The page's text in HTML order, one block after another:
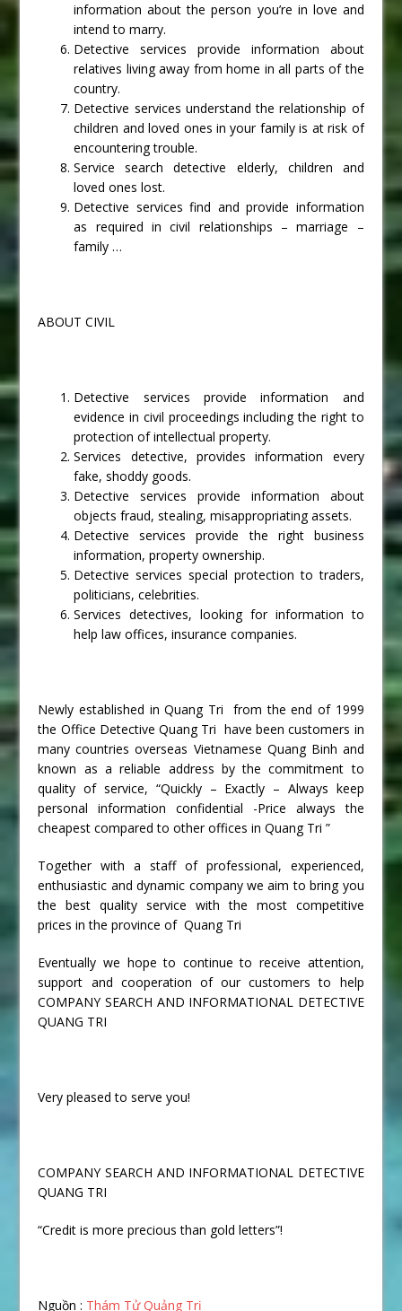
information about the person you’re in love and
intend to marry.
Detective services provide information about
relatives living away from home in all parts of the
country.
Detective services understand the relationship of
children and loved ones in your family is at risk of
encountering trouble.
Service search detective elderly, children and
loved ones lost.
Detective services find and provide information
as required in civil relationships – marriage –
family …
ABOUT CIVIL
Detective services provide information and
evidence in civil proceedings including the right to
protection of intellectual property.
Services detective, provides information every
fake, shoddy goods.
Detective services provide information about
objects fraud, stealing, misappropriating assets.
Detective services provide the right business
information, property ownership.
Detective services special protection to traders,
politicians, celebrities.
Services detectives, looking for information to
help law offices, insurance companies.
Newly established in Quang Tri from the end of 1999
the Office Detective Quang Tri have been customers in
many countries overseas Vietnamese Quang Binh and
known as a reliable address by the commitment to
quality of service, “Quickly – Exactly – Always keep
personal information confidential -Price always the
cheapest compared to other offices in Quang Tri ”
Together with a staff of professional, experienced,
enthusiastic and dynamic company we aim to bring you
the best quality service with the most competitive
prices in the province of Quang Tri
Eventually we hope to continue to receive attention,
support and cooperation of our customers to help
COMPANY SEARCH AND INFORMATIONAL DETECTIVE
QUANG TRI
Very pleased to serve you!
COMPANY SEARCH AND INFORMATIONAL DETECTIVE
QUANG TRI
“Credit is more precious than gold letters”!
Nguồn : Thám Tử Quảng Trị